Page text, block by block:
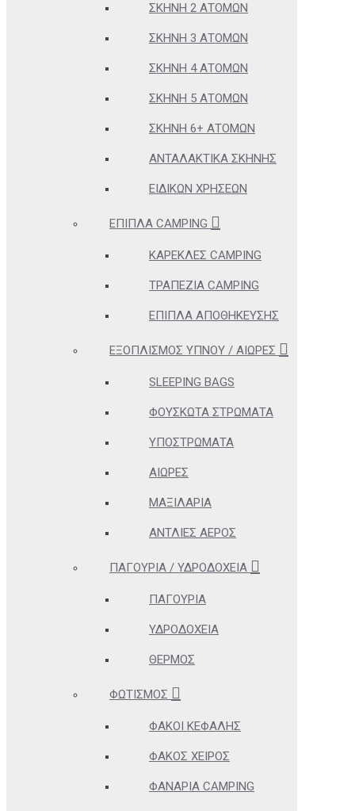
ΣΚΗΝΉ 2 ΑΤΌΜΩΝ
ΣΚΗΝΉ 3 ΑΤΌΜΩΝ
ΣΚΗΝΉ 4 ΑΤΌΜΩΝ
ΣΚΗΝΉ 5 ΑΤΌΜΩΝ
ΣΚΗΝΉ 6+ ΑΤΌΜΩΝ
ΑΝΤΑΛΑΚΤΙΚΆ ΣΚΗΝΉΣ
ΕΙΔΙΚΏΝ ΧΡΉΣΕΩΝ
ΈΠΙΠΛΑ CAMPING
ΚΑΡΈΚΛΕΣ CAMPING
ΤΡΑΠΈΖΙΑ CAMPING
ΈΠΙΠΛΑ ΑΠΟΘΉΚΕΥΣΗΣ
ΕΞΟΠΛΙΣΜΌΣ ΎΠΝΟΥ / ΑΙΏΡΕΣ
SLEEPING BAGS
ΦΟΥΣΚΩΤΆ ΣΤΡΏΜΑΤΑ
ΥΠΟΣΤΡΏΜΑΤΑ
ΑΙΏΡΕΣ
ΜΑΞΙΛΆΡΙΑ
ΑΝΤΛΊΕΣ ΑΈΡΟΣ
ΠΑΓΟΎΡΙΑ / ΥΔΡΟΔΟΧΕΊΑ
ΠΑΓΟΎΡΙΑ
ΥΔΡΟΔΟΧΕΊΑ
ΘΕΡΜΌΣ
ΦΩΤΙΣΜΌΣ
ΦΑΚΟΊ ΚΕΦΑΛΉΣ
ΦΑΚΌΣ ΧΕΙΡΌΣ
ΦΑΝΆΡΙΑ CAMPING